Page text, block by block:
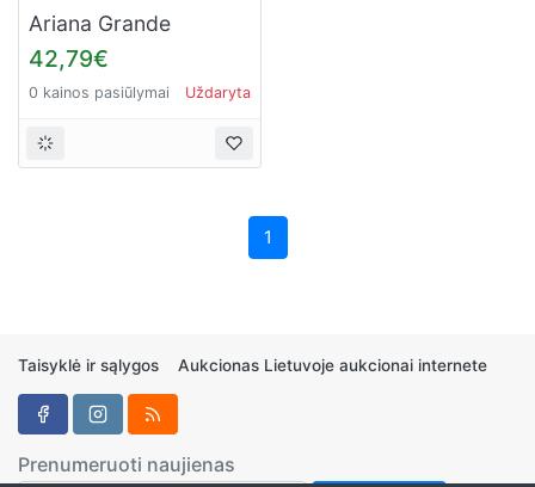
Ariana Grande
Moonlight for Women
(Kvepalai Moterims)
EDP 100ml
42,79€
0 kainos pasiūlymai Uždaryta
1
Taisyklė ir sąlygos Aukcionas Lietuvoje aukcionai internete
Prenumeruoti naujienas